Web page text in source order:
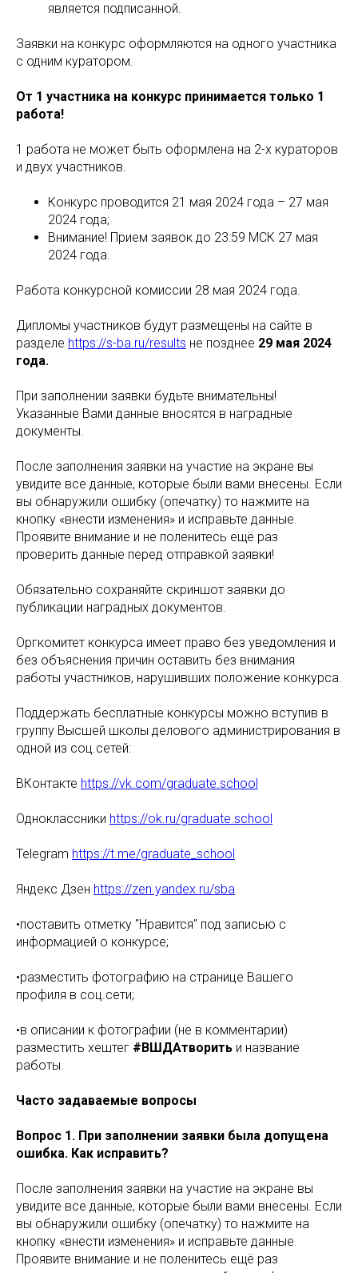
является подписанной.
Заявки на конкурс оформляются на одного участника
с одним куратором.
От 1 участника на конкурс принимается только 1
работа!
1 работа не может быть оформлена на 2-х кураторов
и двух участников.
Конкурс проводится 21 мая 2024 года – 27 мая
2024 года;
Внимание! Прием заявок до 23:59 МСК 27 мая
2024 года.
Работа конкурсной комиссии 28 мая 2024 года.
Дипломы участников будут размещены на сайте в
разделе https://s-ba.ru/results не позднее 29 мая 2024
года.
При заполнении заявки будьте внимательны!
Указанные Вами данные вносятся в наградные
документы.
После заполнения заявки на участие на экране вы
увидите все данные, которые были вами внесены. Если
вы обнаружили ошибку (опечатку) то нажмите на
кнопку «внести изменения» и исправьте данные.
Проявите внимание и не поленитесь ещё раз
проверить данные перед отправкой заявки!
Обязательно сохраняйте скриншот заявки до
публикации наградных документов.
Оргкомитет конкурса имеет право без уведомления и
без объяснения причин оставить без внимания
работы участников, нарушивших положение конкурса.
Поддержать бесплатные конкурсы можно вступив в
группу Высшей школы делового администрирования в
одной из соц.сетей:
ВКонтакте https://vk.com/graduate.school
Одноклассники https://ok.ru/graduate.school
Telegram https://t.me/graduate_school
Яндекс Дзен https://zen.yandex.ru/sba
•поставить отметку "Нравится" под записью с
информацией о конкурсе;
•разместить фотографию на странице Вашего
профиля в соц.сети;
•в описании к фотографии (не в комментарии)
разместить хештег #ВШДАтворить и название
работы.
Часто задаваемые вопросы
Вопрос 1. При заполнении заявки была допущена
ошибка. Как исправить?
После заполнения заявки на участие на экране вы
увидите все данные, которые были вами внесены. Если
вы обнаружили ошибку (опечатку) то нажмите на
кнопку «внести изменения» и исправьте данные.
Проявите внимание и не поленитесь ещё раз